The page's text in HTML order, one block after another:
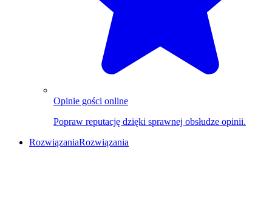
Opinie gości online
Popraw reputację dzięki sprawnej obsłudze opinii.
RozwiązaniaRozwiązania